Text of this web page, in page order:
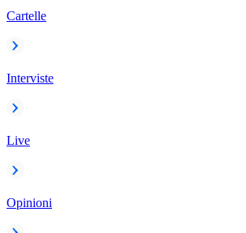
Cartelle
Interviste
Live
Opinioni